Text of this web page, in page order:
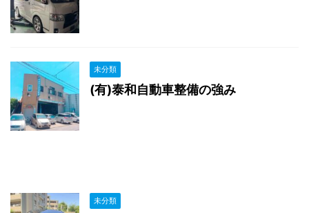
未分類
(有)泰和自動車整備の強み
未分類